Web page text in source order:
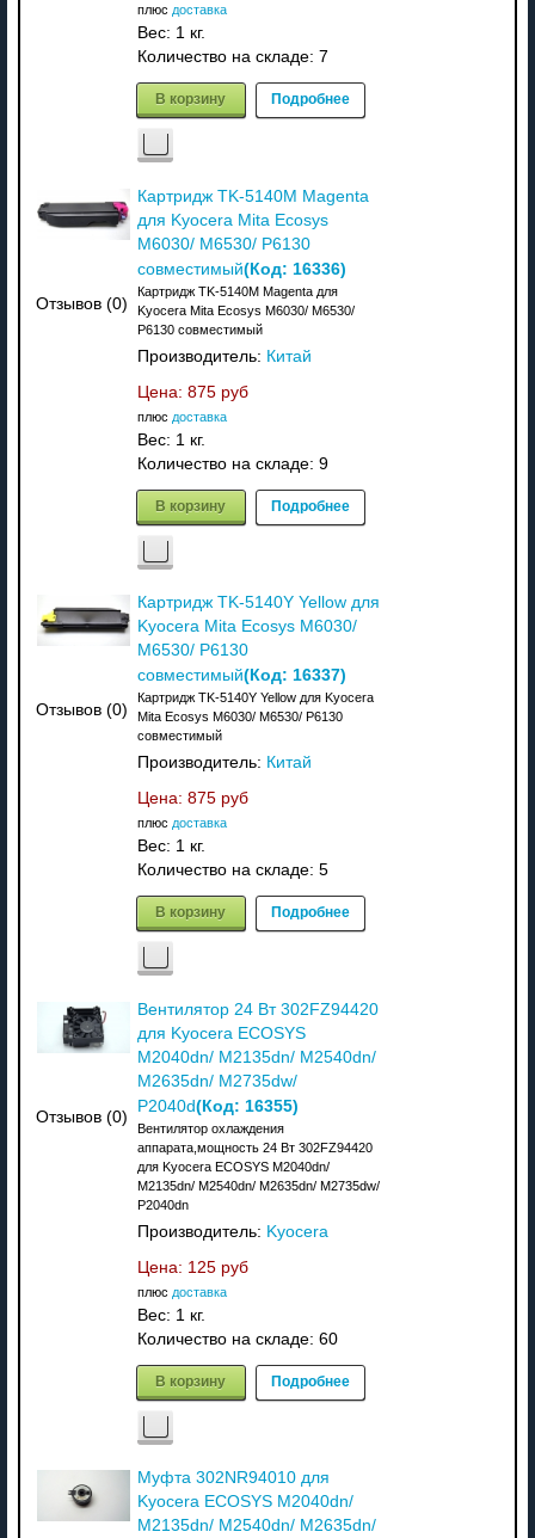
плюс доставка
Вес: 1 кг.
Количество на складе: 7
В корзину Подробнее
Отзывов (0)
Картридж TK-5140M Magenta
для Kyocera Mita Ecosys
M6030/ M6530/ P6130
совместимый(Код: 16336)
Картридж TK-5140M Magenta для
Kyocera Mita Ecosys M6030/ M6530/
P6130 совместимый
Производитель: Китай
Цена: 875 руб
плюс доставка
Вес: 1 кг.
Количество на складе: 9
В корзину Подробнее
Отзывов (0)
Картридж TK-5140Y Yellow для
Kyocera Mita Ecosys M6030/
M6530/ P6130
совместимый(Код: 16337)
Картридж TK-5140Y Yellow для Kyocera
Mita Ecosys M6030/ M6530/ P6130
совместимый
Производитель: Китай
Цена: 875 руб
плюс доставка
Вес: 1 кг.
Количество на складе: 5
В корзину Подробнее
Отзывов (0)
Вентилятор 24 Вт 302FZ94420
для Kyocera ECOSYS
M2040dn/ M2135dn/ M2540dn/
M2635dn/ M2735dw/
P2040d(Код: 16355)
Вентилятор охлаждения
аппарата,мощность 24 Вт 302FZ94420
для Kyocera ECOSYS M2040dn/
M2135dn/ M2540dn/ M2635dn/ M2735dw/
P2040dn
Производитель: Kyocera
Цена: 125 руб
плюс доставка
Вес: 1 кг.
Количество на складе: 60
В корзину Подробнее
Муфта 302NR94010 для
Kyocera ECOSYS M2040dn/
M2135dn/ M2540dn/ M2635dn/